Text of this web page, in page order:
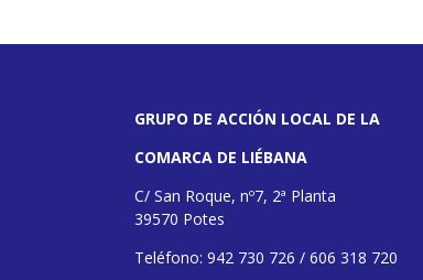
GRUPO DE ACCIÓN LOCAL DE LA
COMARCA DE LIÉBANA
C/ San Roque, nº7, 2ª Planta
39570 Potes
Teléfono: 942 730 726 / 606 318 720